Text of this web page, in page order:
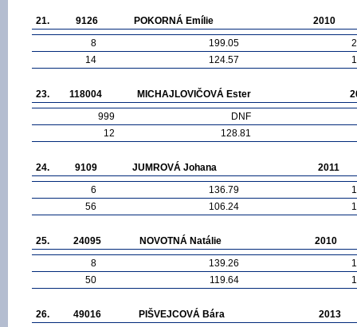
21. 9126 POKORNÁ Emílie
2010
8
199.05
14
124.57
23. 118004 MICHAJLOVIČOVÁ Ester
999
DNF
12
128.81
24. 9109 JUMROVÁ Johana
2011
6
136.79
56
106.24
25. 24095 NOVOTNÁ Natálie
2010
8
139.26
50
119.64
26. 49016 PIŠVEJCOVÁ Bára
2013